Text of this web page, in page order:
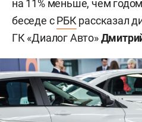
на 11% меньше, чем
беседе сРБК рассказал
ГК «Диалог Авто»